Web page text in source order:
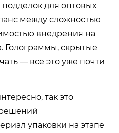
для оптовых
между сложностью
внедрения на
Голограммы, скрытые
— все это уже почти
так это
упаковки на этапе